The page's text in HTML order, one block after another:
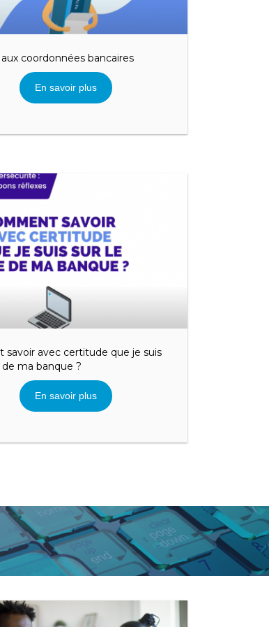
coordonnées bancaires
En savoir plus
savoir avec certitude que je suis
ma banque ?
En savoir plus